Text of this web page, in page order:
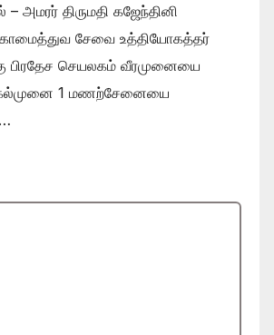
அமரர் திருமதி கஜேந்தினி
சேவை உத்தியோகத்தர்
பிரதேச செயலகம் வீரமுனையை
கல்முனை 1 மணற்சேனையை